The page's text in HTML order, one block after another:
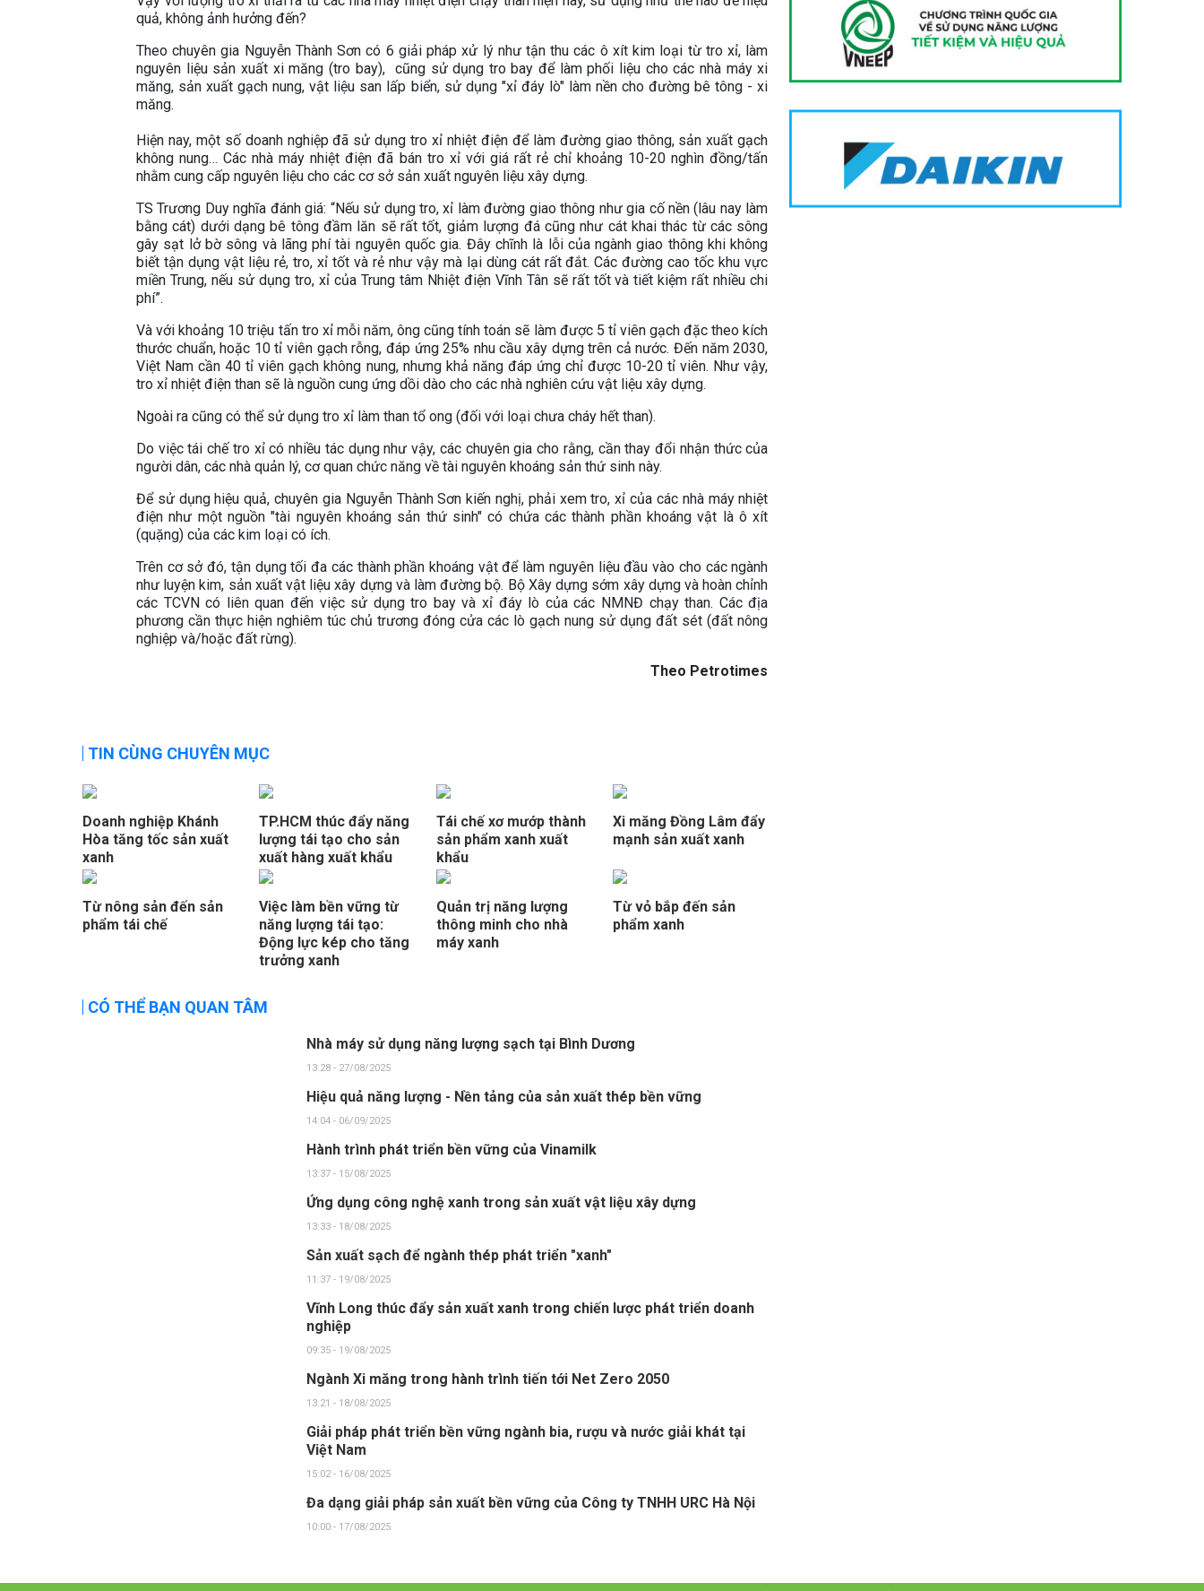
quả, không ảnh hưởng đến?
Theo chuyên gia Nguyễn Thành Sơn có 6 giải pháp xử lý như tận thu các ô xít kim loại từ tro xỉ, làm
nguyên liệu sản xuất xi măng (tro bay), cũng sử dụng tro bay để làm phối liệu cho các nhà máy xi
măng, sản xuất gạch nung, vật liệu san lấp biển, sử dụng "xỉ đáy lò" làm nền cho đường bê tông - xi
măng.
Hiện nay, một số doanh nghiệp đã sử dụng tro xỉ nhiệt điện để làm đường giao thông, sản xuất gạch
không nung… Các nhà máy nhiệt điện đã bán tro xỉ với giá rất rẻ chỉ khoảng 10-20 nghìn đồng/tấn
nhằm cung cấp nguyên liệu cho các cơ sở sản xuất nguyên liệu xây dựng.
TS Trương Duy nghĩa đánh giá: “Nếu sử dụng tro, xỉ làm đường giao thông như gia cố nền (lâu nay làm
bằng cát) dưới dạng bê tông đầm lăn sẽ rất tốt, giảm lượng đá cũng như cát khai thác từ các sông
gây sạt lở bờ sông và lãng phí tài nguyên quốc gia. Đây chĩnh là lỗi của ngành giao thông khi không
biết tận dụng vật liệu rẻ, tro, xỉ tốt và rẻ như vậy mà lại dùng cát rất đắt. Các đường cao tốc khu vực
miền Trung, nếu sử dụng tro, xỉ của Trung tâm Nhiệt điện Vĩnh Tân sẽ rất tốt và tiết kiệm rất nhiều chi
phí”.
Và với khoảng 10 triệu tấn tro xỉ mỗi năm, ông cũng tính toán sẽ làm được 5 tỉ viên gạch đặc theo kích
thước chuẩn, hoặc 10 tỉ viên gạch rỗng, đáp ứng 25% nhu cầu xây dựng trên cả nước. Đến năm 2030,
Việt Nam cần 40 tỉ viên gạch không nung, nhưng khả năng đáp ứng chỉ được 10-20 tỉ viên. Như vậy,
tro xỉ nhiệt điện than sẽ là nguồn cung ứng dồi dào cho các nhà nghiên cứu vật liệu xây dựng.
Ngoài ra cũng có thể sử dụng tro xỉ làm than tổ ong (đối với loại chưa cháy hết than).
Do việc tái chế tro xỉ có nhiều tác dụng như vậy, các chuyên gia cho rằng, cần thay đổi nhận thức của
người dân, các nhà quản lý, cơ quan chức năng về tài nguyên khoáng sản thứ sinh này.
Để sử dụng hiệu quả, chuyên gia Nguyễn Thành Sơn kiến nghị, phải xem tro, xỉ của các nhà máy nhiệt
điện như một nguồn "tài nguyên khoáng sản thứ sinh" có chứa các thành phần khoáng vật là ô xít
(quặng) của các kim loại có ích.
Trên cơ sở đó, tận dụng tối đa các thành phần khoáng vật để làm nguyên liệu đầu vào cho các ngành
như luyện kim, sản xuất vật liệu xây dựng và làm đường bộ. Bộ Xây dựng sớm xây dựng và hoàn chỉnh
các TCVN có liên quan đến việc sử dụng tro bay và xỉ đáy lò của các NMNĐ chạy than. Các địa
phương cần thực hiện nghiêm túc chủ trương đóng cửa các lò gạch nung sử dụng đất sét (đất nông
nghiệp và/hoặc đất rừng).
Theo Petrotimes
TIN CÙNG CHUYÊN MỤC
Doanh nghiệp Khánh
Hòa tăng tốc sản xuất
xanh
TP.HCM thúc đẩy năng
lượng tái tạo cho sản
xuất hàng xuất khẩu
Tái chế xơ mướp thành
sản phẩm xanh xuất
khẩu
Xi măng Đồng Lâm đẩy
mạnh sản xuất xanh
Từ nông sản đến sản
phẩm tái chế
Việc làm bền vững từ
năng lượng tái tạo:
Động lực kép cho tăng
trưởng xanh
Quản trị năng lượng
thông minh cho nhà
máy xanh
Từ vỏ bắp đến sản
phẩm xanh
CÓ THỂ BẠN QUAN TÂM
Nhà máy sử dụng năng lượng sạch tại Bình Dương
13:28 - 27/08/2025
Hiệu quả năng lượng - Nền tảng của sản xuất thép bền vững
14:04 - 06/09/2025
Hành trình phát triển bền vững của Vinamilk
13:37 - 15/08/2025
Ứng dụng công nghệ xanh trong sản xuất vật liệu xây dựng
13:33 - 18/08/2025
Sản xuất sạch để ngành thép phát triển "xanh"
11:37 - 19/08/2025
Vĩnh Long thúc đẩy sản xuất xanh trong chiến lược phát triển doanh
nghiệp
09:35 - 19/08/2025
Ngành Xi măng trong hành trình tiến tới Net Zero 2050
13:21 - 18/08/2025
Giải pháp phát triển bền vững ngành bia, rượu và nước giải khát tại
Việt Nam
15:02 - 16/08/2025
Đa dạng giải pháp sản xuất bền vững của Công ty TNHH URC Hà Nội
10:00 - 17/08/2025